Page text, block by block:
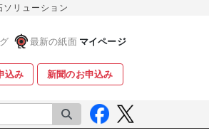
ソリューション
最新の紙面 マイページ
込み 新聞のお申込み
検索